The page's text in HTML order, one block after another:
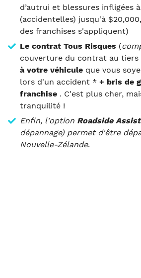
d’autrui et blessures infligées
(accidentelles) jusqu'à
des franchises s'appliquent)
Le contrat Tous Risques (
couverture du contrat au tiers
à votre véhicule que vous
lors d'un accident * + bris de
franchise . C'est plus cher,
tranquilité !
Enfin, l'option Roadside
dépannage) permet d'être
Nouvelle-Zélande.